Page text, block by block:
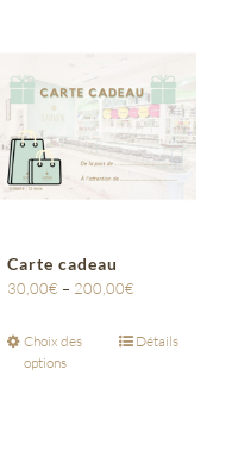
Carte cadeau
30,00€ – 200,00€
Choix des
options
Détails